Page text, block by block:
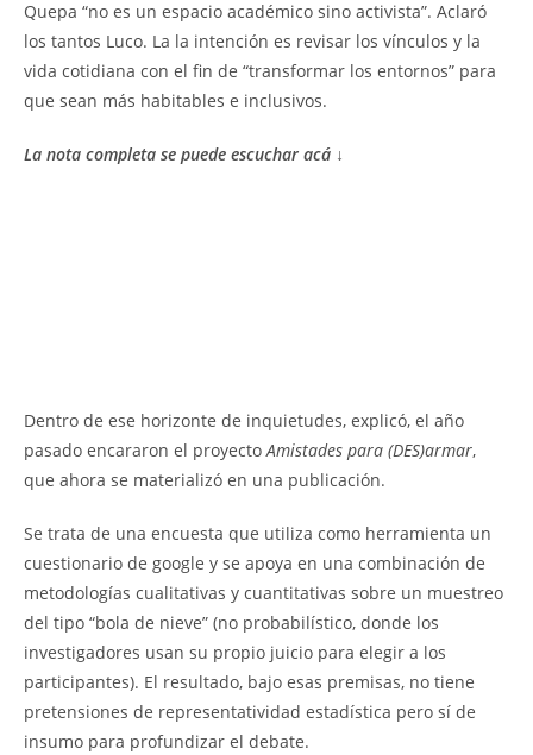
Quepa “no es un espacio académico sino activista”. Aclaró
los tantos Luco. La la intención es revisar los vínculos y la
vida cotidiana con el fin de “transformar los entornos” para
que sean más habitables e inclusivos.
La nota completa se puede escuchar acá ↓
Dentro de ese horizonte de inquietudes, explicó, el año
pasado encararon el proyectoAmistades para (DES)armar,
que ahora se materializó en una publicación.
Se trata de una encuesta que utiliza como herramienta un
cuestionario de google y se apoya en una combinación de
metodologías cualitativas y cuantitativas sobre un muestreo
del tipo “bola de nieve” (no probabilístico, donde los
investigadores usan su propio juicio para elegir a los
participantes). El resultado, bajo esas premisas, no tiene
pretensiones de representatividad estadística pero sí de
insumo para profundizar el debate.